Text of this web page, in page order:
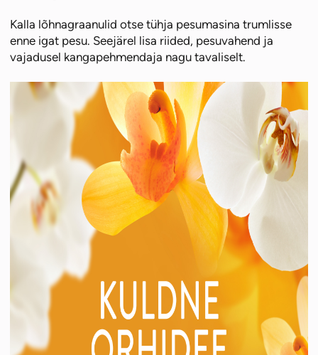
Kalla lõhnagraanulid otse tühja pesumasina trumlisse
enne igat pesu. Seejärel lisa riided, pesuvahend ja
vajadusel kangapehmendaja nagu tavaliselt.